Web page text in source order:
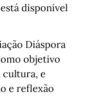
disponível
Diáspora
objetivo
cultura, e
e reflexão